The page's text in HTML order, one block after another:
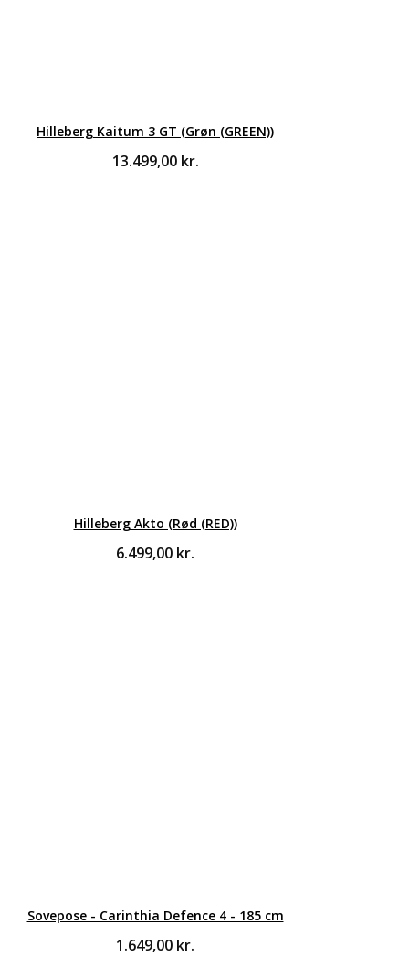
Hilleberg Kaitum 3 GT (Grøn (GREEN))
13.499,00 kr.
Hilleberg Akto (Rød (RED))
6.499,00 kr.
Sovepose - Carinthia Defence 4 - 185 cm
1.649,00 kr.